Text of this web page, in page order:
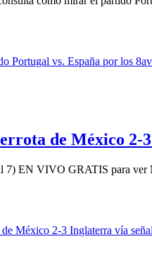
de México
7) EN VIVO GRATIS para